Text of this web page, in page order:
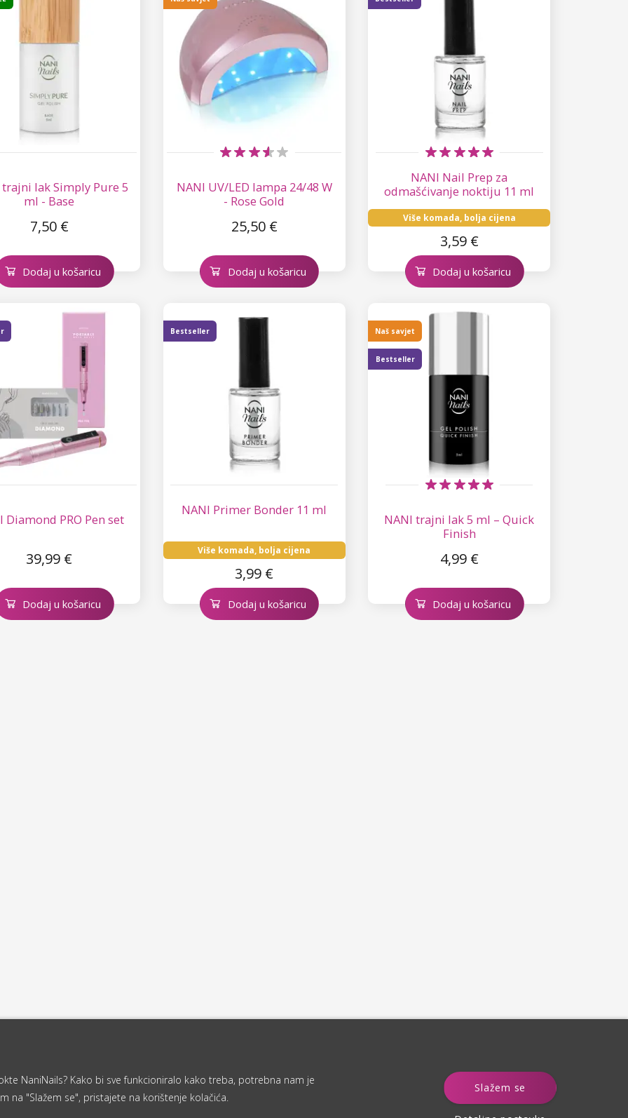
NaniNails? Kako bi sve funkcioniralo kako treba, potrebna nam je
na "Slažem se", pristajete na korištenje kolačića.
Slažem se
trajni lak Simply Pure 5
ml - Base
7,50 €
Dodaj u košaricu
NANI UV/LED lampa 24/48 W
- Rose Gold
25,50 €
Dodaj u košaricu
NANI Nail Prep za
odmašćivanje noktiju 11 ml
Više komada, bolja cijena
3,59 €
Dodaj u košaricu
Diamond PRO Pen set
39,99 €
Dodaj u košaricu
NANI Primer Bonder 11 ml
Više komada, bolja cijena
3,99 €
Bestseller
Dodaj u košaricu
NANI trajni lak 5 ml – Quick
Finish
4,99 €
Naš savjet
Bestseller
Dodaj u košaricu